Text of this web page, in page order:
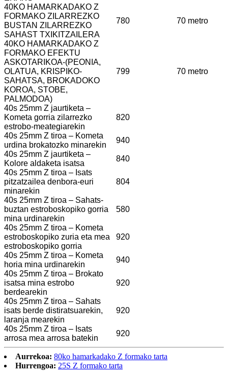
40KO HAMARKADAKO Z
FORMAKO ZILARREZKO
BUSTAN ZILARREZKO
SAHAST TXIKITZAILERA
780 70 metro
40KO HAMARKADAKO Z
FORMAKO EFEKTU
ASKOTARIKOA-(PEONIA,
OLATUA, KRISPIKO-
SAHATSA, BROKADOKO
KOROA, STOBE,
PALMODOA)
799 70 metro
40s 25mm Z jaurtiketa –
Kometa gorria zilarrezko
estrobo-meategiarekin
820
40s 25mm Z tiroa – Kometa
urdina brokatozko minarekin
940
40s 25mm Z jaurtiketa –
Kolore aldaketa isatsa
840
40s 25mm Z tiroa – Isats
pitzatzailea denbora-euri
minarekin
804
40s 25mm Z tiroa – Sahats-
buztan estroboskopiko gorria
mina urdinarekin
580
40s 25mm Z tiroa – Kometa
estroboskopiko zuria eta mea
estroboskopiko gorria
920
40s 25mm Z tiroa – Kometa
horia mina urdinarekin
940
40s 25mm Z tiroa – Brokato
isatsa mina estrobo
berdearekin
920
40s 25mm Z tiroa – Sahats
isats berde distiratsuarekin,
laranja mearekin
920
40s 25mm Z tiroa – Isats
arrosa mea arrosa batekin
920
Aurrekoa: 80ko hamarkadako Z formako tarta
Hurrengoa: 25S Z formako tarta